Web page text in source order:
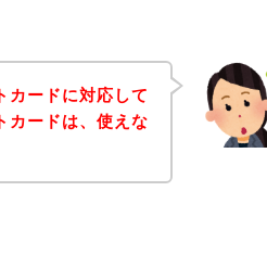
ードに対応して
カードは、使えな